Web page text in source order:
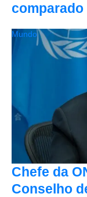
Chefe da
Conselho
Mundo